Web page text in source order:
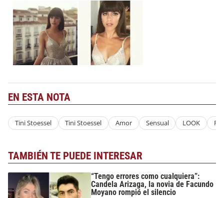
EN ESTA NOTA
Tini Stoessel Tini Stoessel Amor Sensual LOOK
TAMBIÉN TE PUEDE INTERESAR
“Tengo errores como cualquiera”:
Candela Arizaga, la novia de Facundo
Moyano rompió el silencio